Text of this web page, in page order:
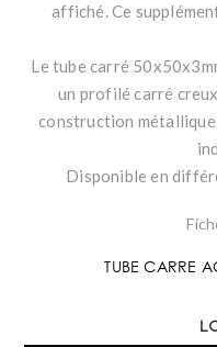
affiché. Ce
Le tube carré
un profilé carré
construction
Disponible en
TUBE CARRE